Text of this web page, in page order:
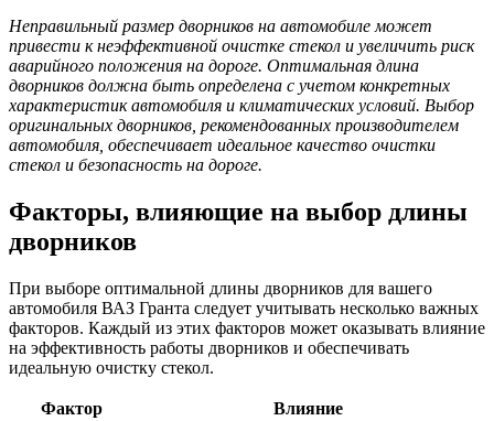
Неправильный размер дворников на автомобиле может
привести к неэффективной очистке стекол и увеличить риск
аварийного положения на дороге. Оптимальная длина
дворников должна быть определена с учетом конкретных
характеристик автомобиля и климатических условий. Выбор
оригинальных дворников, рекомендованных производителем
автомобиля, обеспечивает идеальное качество очистки
стекол и безопасность на дороге.
Факторы, влияющие на выбор длины
дворников
При выборе оптимальной длины дворников для вашего
автомобиля ВАЗ Гранта следует учитывать несколько важных
факторов. Каждый из этих факторов может оказывать влияние
на эффективность работы дворников и обеспечивать
идеальную очистку стекол.
Фактор
Влияние